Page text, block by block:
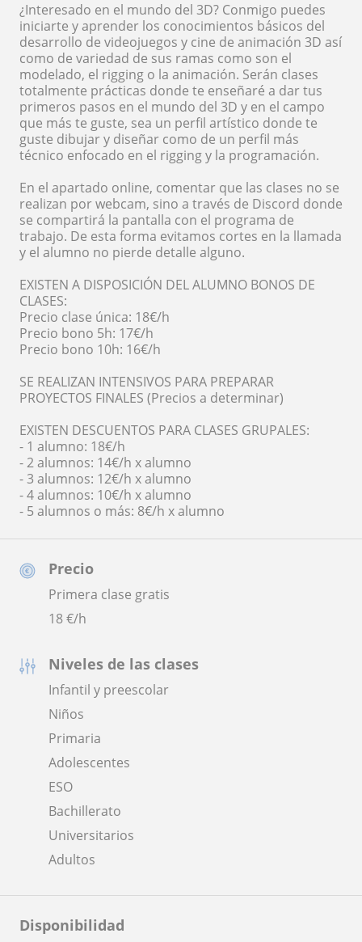
Precio
Primera clase gratis
18€/h
Niveles de las clases
Infantil y preescolar
Niños
Primaria
Adolescentes
ESO
Bachillerato
Universitarios
Adultos
Disponibilidad
¿Interesado en el mundo del 3D? Conmigo puedes
iniciarte y aprender los conocimientos básicos del
desarrollo de videojuegos y cine de animación 3D así
como de variedad de sus ramas como son el
modelado, el rigging o la animación. Serán clases
totalmente prácticas donde te enseñaré a dar tus
primeros pasos en el mundo del 3D y en el campo
que más te guste, sea un perfil artístico donde te
guste dibujar y diseñar como de un perfil más
técnico enfocado en el rigging y la programación.
En el apartado online, comentar que las clases no se
realizan por webcam, sino a través de Discord donde
se compartirá la pantalla con el programa de
trabajo. De esta forma evitamos cortes en la llamada
y el alumno no pierde detalle alguno.
EXISTEN A DISPOSICIÓN DEL ALUMNO BONOS DE
CLASES:
Precio clase única: 18€/h
Precio bono 5h: 17€/h
Precio bono 10h: 16€/h
SE REALIZAN INTENSIVOS PARA PREPARAR
PROYECTOS FINALES (Precios a determinar)
EXISTEN DESCUENTOS PARA CLASES GRUPALES:
- 1 alumno: 18€/h
- 2 alumnos: 14€/h x alumno
- 3 alumnos: 12€/h x alumno
- 4 alumnos: 10€/h x alumno
- 5 alumnos o más: 8€/h x alumno